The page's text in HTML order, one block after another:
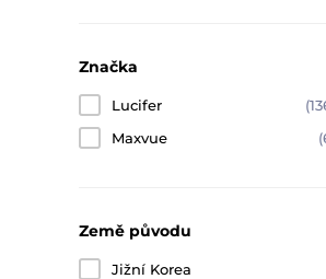
Značka
Lucifer
Maxvue
Země původu
Jižní Korea